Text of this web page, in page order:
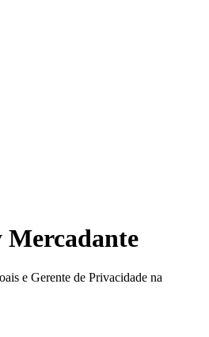
e Gerente de Privacidade na